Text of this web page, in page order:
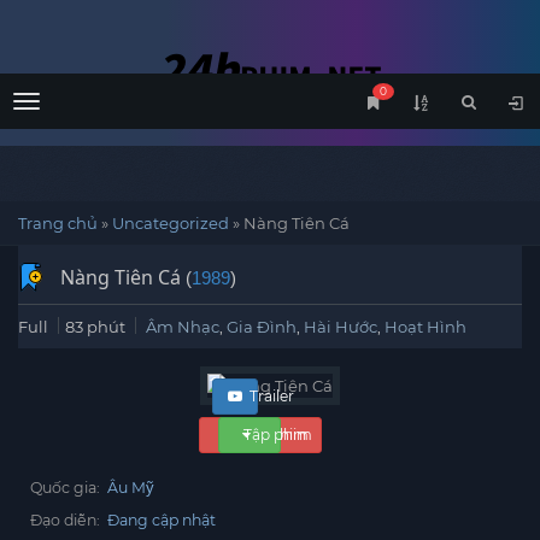
Menu
0
Trang chủ » Uncategorized » Nàng Tiên Cá
Nàng Tiên Cá (1989)
Full 83 phút Âm Nhạc Gia Đình Hài Hước Hoạt Hình
Xem phim
Trailer
Tập phim
Quốc gia: Âu Mỹ
Đạo diễn: Đang cập nhật